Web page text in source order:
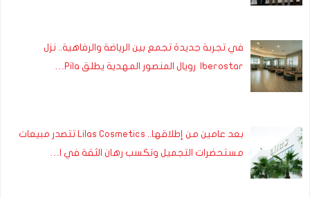
في تجربة جديدة تجمع بين الرياضة والرفاهية.. نزل
Iberostar رويال المنصور المهدية يطلق Pila…
بعد عامين من إطلاقها.. Lilas Cosmetics تتصدر مبيعات
مستحضرات التجميل وتكسب رهان الثقة في ا…